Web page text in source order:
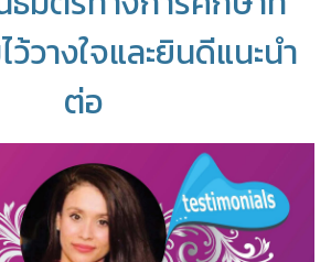
วางใจและยินดีแนะนำ
ต่อ